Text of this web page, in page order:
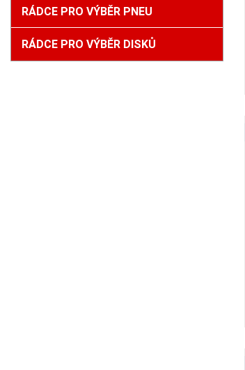
RÁDCE PRO VÝBĚR PNEU
RÁDCE PRO VÝBĚR DISKŮ